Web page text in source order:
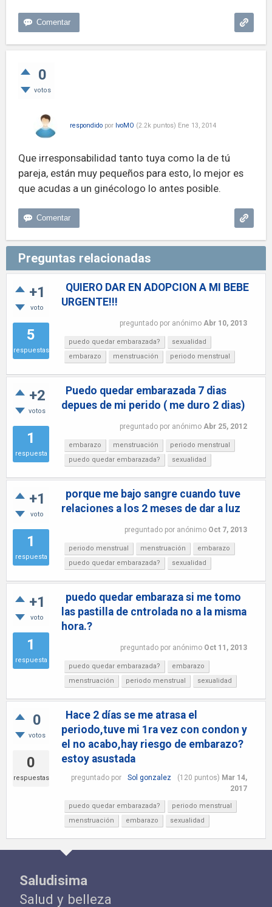
0
votos
respondido por IvoMO (2.2k puntos) Ene 13, 2014
Que irresponsabilidad tanto tuya como la de tú
pareja, están muy pequeños para esto, lo mejor es
que acudas a un ginécologo lo antes posible.
Preguntas relacionadas
+1
voto
5
respuestas
QUIERO DAR EN ADOPCION A MI BEBE
URGENTE!!!
preguntado por anónimo Abr 10, 2013
puedo quedar embarazada?
sexualidad
embarazo
menstruación periodo menstrual
+2
votos
1
respuesta
Puedo quedar embarazada 7 dias
depues de mi perido ( me duro 2 dias)
preguntado por anónimo Abr 25, 2012
embarazo menstruación
periodo menstrual
puedo quedar embarazada?
sexualidad
+1
voto
1
respuesta
porque me bajo sangre cuando tuve
relaciones a los 2 meses de dar a luz
preguntado por anónimo Oct 7, 2013
periodo menstrual menstruación
embarazo
puedo quedar embarazada?
sexualidad
+1
voto
1
respuesta
puedo quedar embaraza si me tomo
las pastilla de cntrolada no a la misma
hora.?
preguntado por anónimo Oct 11, 2013
puedo quedar embarazada?
embarazo
menstruación
periodo menstrual sexualidad
0
votos
0
respuestas
Hace 2 días se me atrasa el
periodo,tuve mi 1ra vez con condon y
el no acabo,hay riesgo de embarazo?
estoy asustada
preguntado por Sol gonzalez (120 puntos) Mar 14,
2017
puedo quedar embarazada?
periodo menstrual
menstruación
embarazo sexualidad
Saludisima
Salud y belleza